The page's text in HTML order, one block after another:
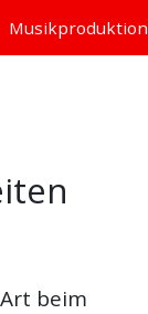
Musikproduktion
beim